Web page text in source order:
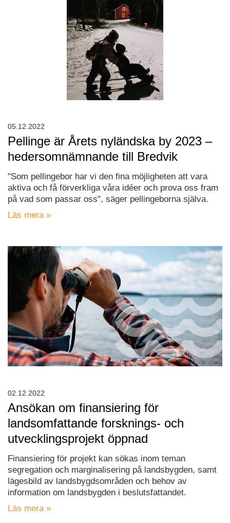
Pellinge är Årets nyländska by 2023 –
hedersomnämnande till Bredvik
"Som pellingebor har vi den fina möjligheten att vara
aktiva och få förverkliga våra idéer och prova oss fram
på vad som passar oss", säger pellingeborna själva.
Läs mera »
05.12.2022
Ansökan om finansiering för
landsomfattande forsknings- och
utvecklingsprojekt öppnad
Finansiering för projekt kan sökas inom teman
segregation och marginalisering på landsbygden, samt
lägesbild av landsbygdsområden och behov av
information om landsbygden i beslutsfattandet.
Läs mera »
02.12.2022